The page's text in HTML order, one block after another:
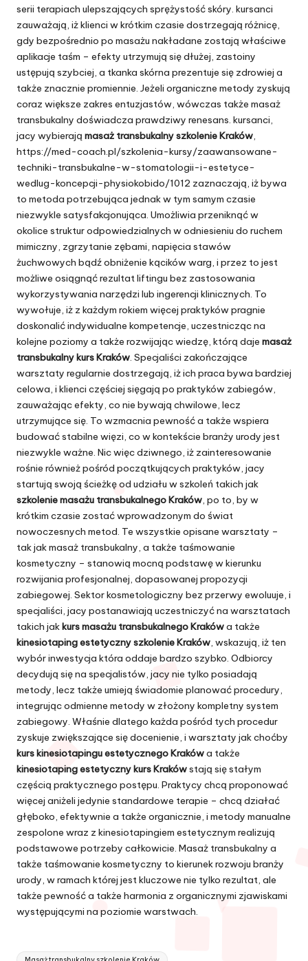
serii terapiach ulepszających sprężystość skóry. kursanci
zauważają, iż klienci w krótkim czasie dostrzegają różnicę,
gdy bezpośrednio po masażu nakładane zostają właściwe
aplikacje taśm – efekty utrzymują się dłużej, zastoiny
ustępują szybciej, a tkanka skórna prezentuje się zdrowiej a
także znacznie promiennie. Jeżeli organiczne metody zyskują
coraz większe zakres entuzjastów, wówczas także masaż
transbukalny doświadcza prawdziwy renesans. kursanci,
jacy wybierają masaż transbukalny szkolenie Kraków,
https://med-coach.pl/szkolenia-kursy/zaawansowane-
techniki-transbukalne-w-stomatologii-i-estetyce-
wedlug-koncepcji-physiokobido/1012 zaznaczają, iż bywa
to metoda potrzebująca jednak w tym samym czasie
niezwykle satysfakcjonująca. Umożliwia przeniknąć w
okolice struktur odpowiedzialnych w odniesieniu do ruchem
mimiczny, zgrzytanie zębami, napięcia stawów
żuchwowych bądź obniżenie kącików warg, i przez to jest
możliwe osiągnąć rezultat liftingu bez zastosowania
wykorzystywania narzędzi lub ingerencji klinicznych. To
wywołuje, iż z każdym rokiem więcej praktyków pragnie
doskonalić indywidualne kompetencje, uczestnicząc na
kolejne poziomy a także rozwijając wiedzę, którą daje masaż
transbukalny kurs Kraków. Specjaliści zakończające
warsztaty regularnie dostrzegają, iż ich praca bywa bardziej
celowa, i klienci częściej sięgają po praktyków zabiegów,
zauważając efekty, co nie bywają chwilowe, lecz
utrzymujące się. To wzmacnia pewność a także wspiera
budować stabilne więzi, co w kontekście branży urody jest
niezwykle ważne. Nic więc dziwnego, iż zainteresowanie
rośnie również pośród początkujących praktyków, jacy
startują swoją ścieżkę od udziału w szkoleń takich jak
szkolenie masażu transbukalnego Kraków, po to, by w
krótkim czasie zostać wprowadzonym do świat
nowoczesnych metod. Te wszystkie opisane warsztaty –
tak jak masaż transbukalny, a także taśmowanie
kosmetyczny – stanowią mocną podstawę w kierunku
rozwijania profesjonalnej, dopasowanej propozycji
zabiegowej. Sektor kosmetologiczny bez przerwy ewoluuje, i
specjaliści, jacy postanawiają uczestniczyć na warsztatach
takich jakkurs masażu transbukalnego Krakówa także
kinesiotaping estetyczny szkolenie Kraków, wskazują, iż ten
wybór inwestycja która oddaje bardzo szybko. Odbiorcy
decydują się na specjalistów, jacy nie tylko posiadają
metody, lecz także umieją świadomie planować procedury,
integrując odmienne metody w złożony kompletny system
zabiegowy. Właśnie dlatego każda pośród tych procedur
zyskuje zwiększające się docenienie, i warsztaty jak choćby
kurs kinesiotapingu estetycznego Krakówa także
kinesiotaping estetyczny kurs Krakówstają się stałym
częścią praktycznego postępu. Praktycy chcą proponować
więcej aniżeli jedynie standardowe terapie – chcą działać
głęboko, efektywnie a także organicznie, i metody manualne
zespolone wraz z kinesiotapingiem estetycznym realizują
podstawowe potrzeby całkowicie. Masaż transbukalny a
także taśmowanie kosmetyczny to kierunek rozwoju branży
urody, w ramach której jest kluczowe nie tylko rezultat, ale
także pewność a także harmonia z organicznymi zjawiskami
występującymi na poziomie warstwach.
Tags: